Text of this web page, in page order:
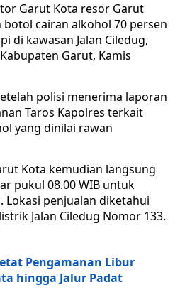
Garut Kota resor Garut
cairan alkohol 70 persen
di kawasan Jalan Ciledug,
Garut, Kamis
polisi menerima laporan
Taros Kapolres terkait
yang dinilai rawan
Kota kemudian langsung
pukul 08.00 WIB untuk
Lokasi penjualan diketahui
Jalan Ciledug Nomor 133.
Pengamanan Libur
hingga Jalur Padat